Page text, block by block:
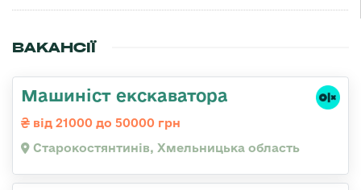
ВАКАНСІЇ
Машиніст екскаватора
від 21000 до 50000 грн
Старокостянтинів, Хмельницька область